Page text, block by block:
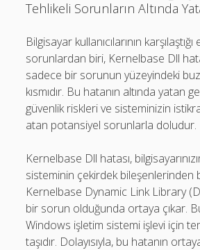
Tehlikeli Sorunların Altında
Bilgisayar kullanıcılarının
sorunlardan biri, Kernelbase Dll
sadece bir sorunun yüzeyindeki
kısmıdır. Bu hatanın altında yatan
güvenlik riskleri ve sisteminizin
atan potansiyel sorunlarla doludur.
Kernelbase Dll hatası,
sisteminin çekirdek bileşenlerinden
Kernelbase Dynamic Link Library
bir sorun olduğunda ortaya çıkar.
Windows işletim sistemi işlevi için
taşıdır. Dolayısıyla, bu hatanın